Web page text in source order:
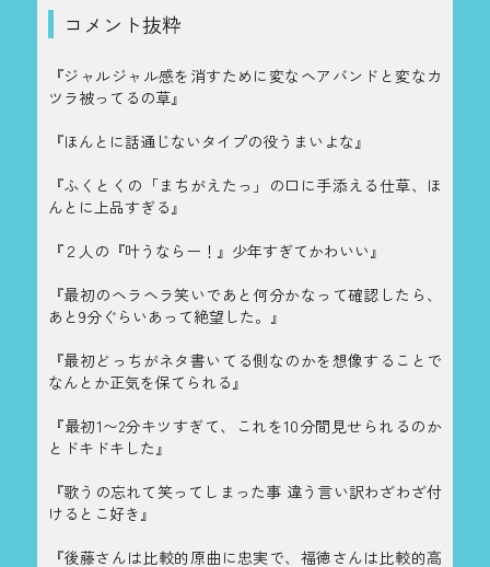
コメント抜粋
『ジャルジャル感を消すために変なヘアバンドと変なカ
ツラ被ってるの草』
『ほんとに話通じないタイプの役うまいよな』
『ふくとくの「まちがえたっ」の口に手添える仕草、ほ
んとに上品すぎる』
『２人の『叶うならー！』少年すぎてかわいい』
『最初のヘラヘラ笑いであと何分かなって確認したら、
あと9分ぐらいあって絶望した。』
『最初どっちがネタ書いてる側なのかを想像することで
なんとか正気を保てられる』
『最初1〜2分キツすぎて、これを10分間見せられるのか
とドキドキした』
『歌うの忘れて笑ってしまった事 違う言い訳わざわざ付
けるとこ好き』
『後藤さんは比較的原曲に忠実で、福徳さんは比較的高